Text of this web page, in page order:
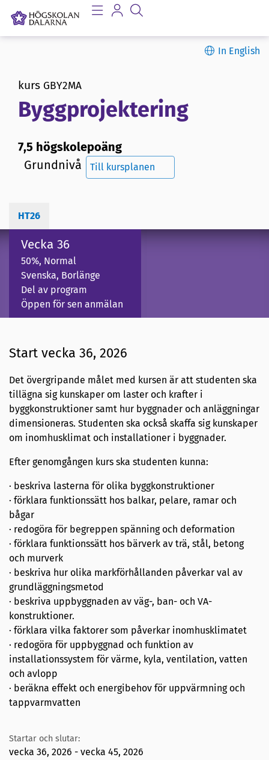
In English
kurs GBY2MA
Byggprojektering
7,5 högskolepoäng
Grundnivå
Till kursplanen
HT26
Vecka 36
50%, Normal
Svenska, Borlänge
Del av program
Öppen för sen anmälan
Start vecka 36, 2026
Det övergripande målet med kursen är att studenten ska
tillägna sig kunskaper om laster och krafter i
byggkonstruktioner samt hur byggnader och anläggningar
dimensioneras. Studenten ska också skaffa sig kunskaper
om inomhusklimat och installationer i byggnader.
Efter genomgången kurs ska studenten kunna:
· beskriva lasterna för olika byggkonstruktioner
· förklara funktionssätt hos balkar, pelare, ramar och
bågar
· redogöra för begreppen spänning och deformation
· förklara funktionssätt hos bärverk av trä, stål, betong
och murverk
· beskriva hur olika markförhållanden påverkar val av
grundläggningsmetod
· beskriva uppbyggnaden av väg-, ban- och VA-
konstruktioner.
· förklara vilka faktorer som påverkar inomhusklimatet
· redogöra för uppbyggnad och funktion av
installationssystem för värme, kyla, ventilation, vatten
och avlopp
· beräkna effekt och energibehov för uppvärmning och
tappvarmvatten
Startar och slutar:
vecka 36, 2026 - vecka 45, 2026